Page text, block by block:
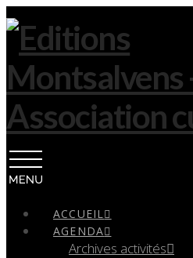
ACCUEIL
AGENDA
Archives activités